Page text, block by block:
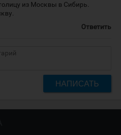
из Москвы в Сибирь.
Ответить
НАПИСАТЬ